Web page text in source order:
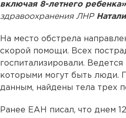
включая 8-летнего
здравоохранения ЛНР
На место обстрела
скорой помощи. Всех
госпитализировали.
которыми могут быть люди.
данным, найдены тела трех
Ранее ЕАН писал, что днем